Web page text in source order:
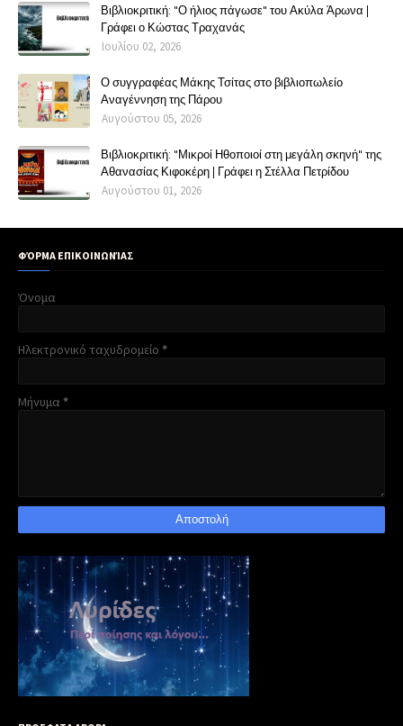
Βιβλιοκριτική: "Ο ήλιος πάγωσε" του Ακύλα Άρωνα |
Γράφει ο Κώστας Τραχανάς
Ιουλίου 02, 2026
Ο συγγραφέας Μάκης Τσίτας στο βιβλιοπωλείο
Αναγέννηση της Πάρου
Αυγούστου 05, 2026
Βιβλιοκριτική: "Μικροί Ηθοποιοί στη μεγάλη σκηνή" της
Αθανασίας Κιφοκέρη | Γράφει η Στέλλα Πετρίδου
Αυγούστου 01, 2026
ΦΌΡΜΑ ΕΠΙΚΟΙΝΩΝΊΑΣ
Όνομα
Ηλεκτρονικό ταχυδρομείο *
Μήνυμα *